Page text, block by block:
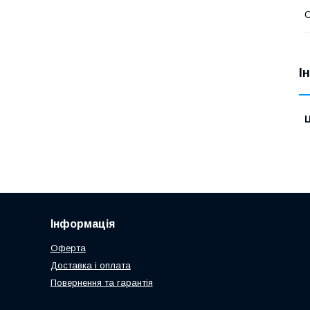
Інформація
Оферта
Доставка і оплата
Повернення та гарантія